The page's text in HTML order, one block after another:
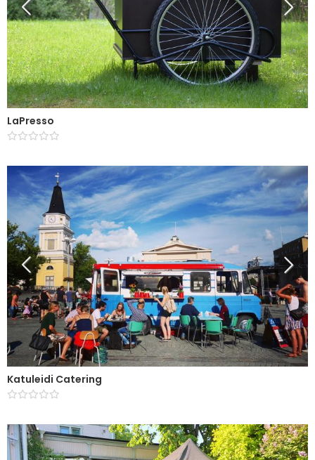
LaPresso
Katuleidi Catering